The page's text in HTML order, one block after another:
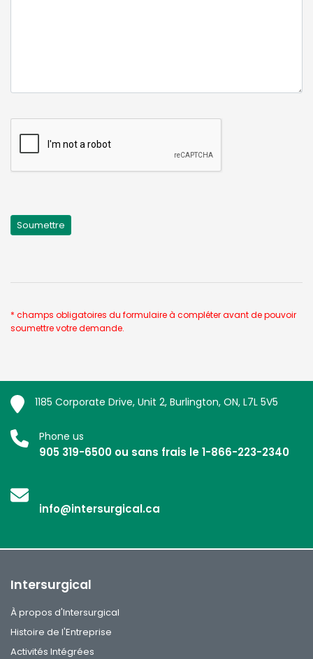
* champs obligatoires du formulaire à compléter avant de pouvoir
soumettre votre demande.
1185 Corporate Drive, Unit 2, Burlington, ON, L7L 5V5
Phone us
905 319-6500 ou sans frais le 1-866-223-2340
info@intersurgical.ca
Intersurgical
À propos d'Intersurgical
Histoire de l'Entreprise
Activités Intégrées